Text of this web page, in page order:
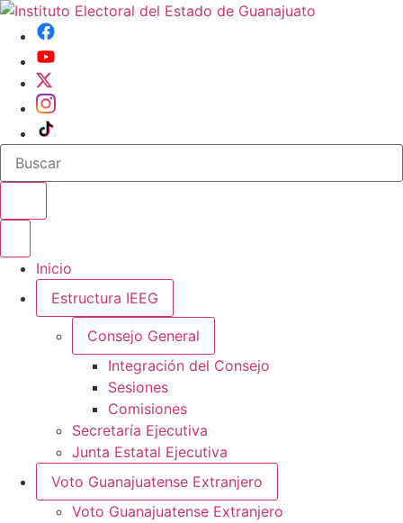
Buscar en el sitio
Inicio
Estructura IEEG
Consejo General
Integración del Consejo
Sesiones
Comisiones
Secretaría Ejecutiva
Junta Estatal Ejecutiva
Voto Guanajuatense Extranjero
Voto Guanajuatense Extranjero